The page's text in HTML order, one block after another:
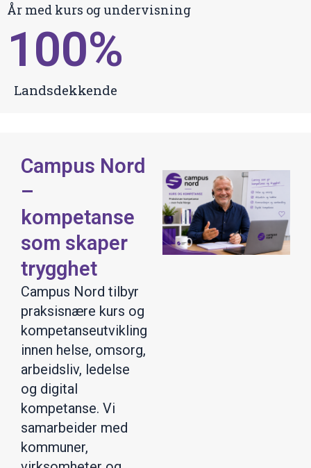
År med kurs og undervisning
Landsdekkende
100%
Campus Nord
–
kompetanse
som skaper
trygghet
Campus Nord tilbyr
praksisnære kurs og
kompetanseutvikling
innen helse, omsorg,
arbeidsliv, ledelse
og digital
kompetanse. Vi
samarbeider med
kommuner,